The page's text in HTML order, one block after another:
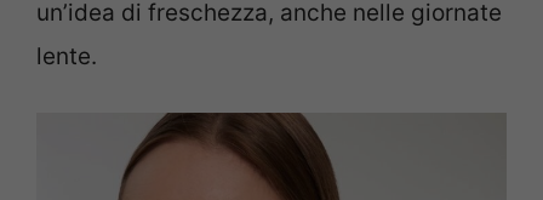
un’idea di freschezza, anche nelle giornate
lente.